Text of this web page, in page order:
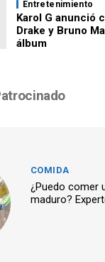
Entretenimiento
Karol G anunció
Drake y Bruno
álbum
COMIDA
¿Puedo comer
maduro?